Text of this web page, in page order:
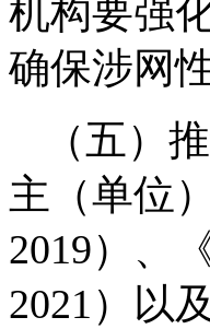
机构要强
确保涉网
（五）
主（单位
2019）、
2021）以